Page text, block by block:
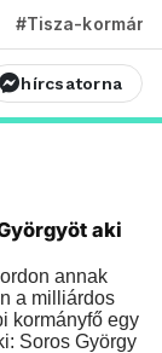
#Tisza-kormány
hírcsatorna
aki
annak
a milliárdos
kormányfő egy
Soros György